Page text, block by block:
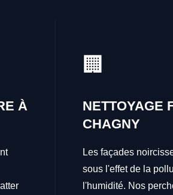
À
🏢
NETTOYAGE
CHAGNY
Les façades
sous l'effet de la
l'humidité. Nos